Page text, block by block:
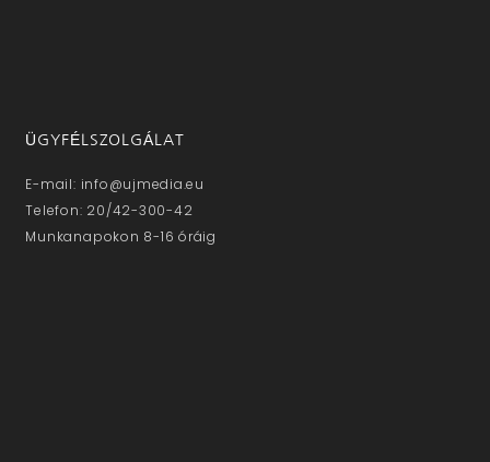
ÜGYFÉLSZOLGÁLAT
E-mail: info@ujmedia.eu
Telefon: 20/42-300-42
Munkanapokon 8-16 óráig